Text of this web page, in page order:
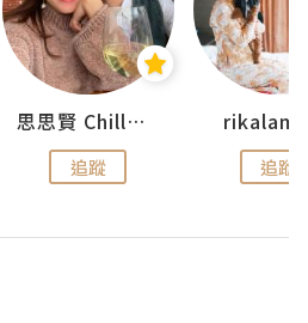
思思賢 ChillMyBabe
追蹤 追蹤